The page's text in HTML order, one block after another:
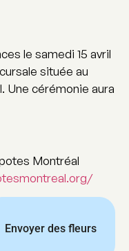
le samedi 15 avril
située au
Une cérémonie aura
Montréal
Envoyer des fleurs